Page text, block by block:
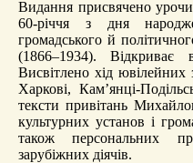
Видання присвячено
60-річчя з дня
громадського й
(1866–1934). Відкриває
Висвітлено хід
Харкові, Кам’янці-
тексти привітань
культурних установ і
також персональних
зарубіжних діячів.